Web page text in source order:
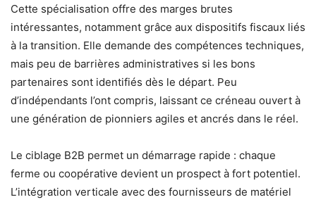
Cette spécialisation offre des marges brutes
intéressantes, notamment grâce aux dispositifs fiscaux liés
à la transition. Elle demande des compétences techniques,
mais peu de barrières administratives si les bons
partenaires sont identifiés dès le départ. Peu
d’indépendants l’ont compris, laissant ce créneau ouvert à
une génération de pionniers agiles et ancrés dans le réel.
Le ciblage B2B permet un démarrage rapide : chaque
ferme ou coopérative devient un prospect à fort potentiel.
L’intégration verticale avec des fournisseurs de matériel